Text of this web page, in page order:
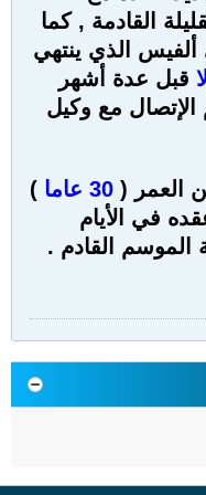
القادمة , كما
ألفيس الذي ينتهي
قبل عدة أشهر
الإتصال مع وكيل
العمر ( 30 عاما
)
في الأيام
الموسم القادم .